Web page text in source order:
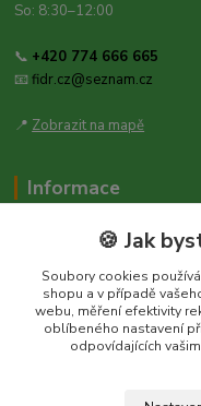
So: 8:30–12:00
📞 +420 774 666 665
📧fidr.cz@seznam.cz
📍 Zobrazit na mapě
Informace
Zásady ochrany osobních
Kontakt
Obecné nařízení o
2023/988
🍪 Jak
Soubory cookies
shopu a v případě
webu, měření efektivity
oblíbeného nastavení
odpovídajících